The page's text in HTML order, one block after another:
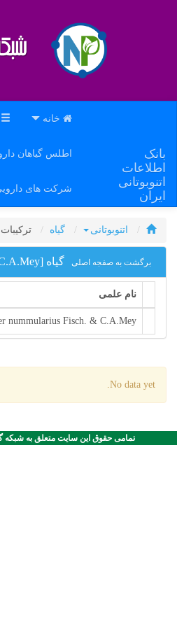
بانک
اطلاعات
اتنوبوتانی
ایران
خانه
اطلس گیاهان
شرکت های
اتنوبوتانی گیاه
برگشت به صفجه اصلی گیاه [Cotoneaster nummularius Fisch. & C.A.Mey.]
نام علمی
nummularius Fisch. & C.A.Mey.
No data yet.
تمامی حقوق این سایت متعلق به شبکه